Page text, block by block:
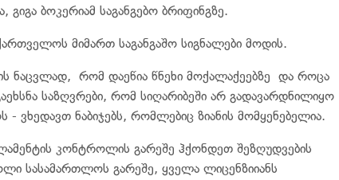
ბოკერიამ საგანგებო ბრიფინგზე.
მიმართ საგანგაშო სიგნალები მოდის.
ნაცვლად, რომ დაეწია წნეხი მოქალაქეებზე და როცა
საზღვრები, რომ სიღარიბეში არ გადავარდნილიყო
ვხედავთ ნაბიჯებს, რომლებიც ზიანის მომყენებელია.
კონტროლის გარეშე ჰქონდეთ შეზღუდვების
სასამართლოს გარეშე, ყველა ლიცენზიიანს